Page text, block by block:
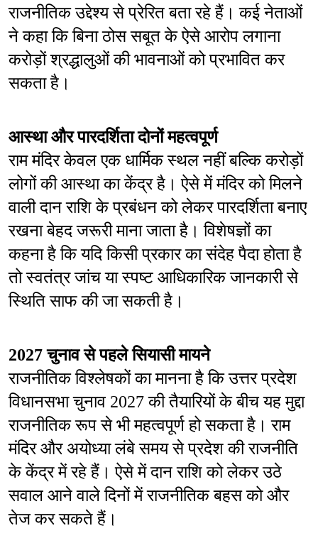
राजनीतिक उद्देश्य से प्रेरित बता रहे हैं। कई नेताओं
ने कहा कि बिना ठोस सबूत के ऐसे आरोप लगाना
करोड़ों श्रद्धालुओं की भावनाओं को प्रभावित कर
सकता है।
आस्था और पारदर्शिता दोनों महत्वपूर्ण
राम मंदिर केवल एक धार्मिक स्थल नहीं बल्कि करोड़ों
लोगों की आस्था का केंद्र है। ऐसे में मंदिर को मिलने
वाली दान राशि के प्रबंधन को लेकर पारदर्शिता बनाए
रखना बेहद जरूरी माना जाता है। विशेषज्ञों का
कहना है कि यदि किसी प्रकार का संदेह पैदा होता है
तो स्वतंत्र जांच या स्पष्ट आधिकारिक जानकारी से
स्थिति साफ की जा सकती है।
2027 चुनाव से पहले सियासी मायने
राजनीतिक विश्लेषकों का मानना है कि उत्तर प्रदेश
विधानसभा चुनाव 2027 की तैयारियों के बीच यह मुद्दा
राजनीतिक रूप से भी महत्वपूर्ण हो सकता है। राम
मंदिर और अयोध्या लंबे समय से प्रदेश की राजनीति
के केंद्र में रहे हैं। ऐसे में दान राशि को लेकर उठे
सवाल आने वाले दिनों में राजनीतिक बहस को और
तेज कर सकते हैं।